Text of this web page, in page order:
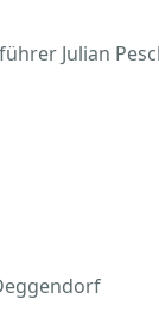
Julian